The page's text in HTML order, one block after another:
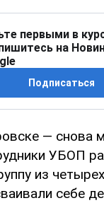
первыми в
на
Подписаться
— снова
УБОП
из
себе